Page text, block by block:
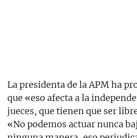
La presidenta de la APM ha
que «eso afecta a la
jueces, que tienen que ser
«No podemos actuar nunca